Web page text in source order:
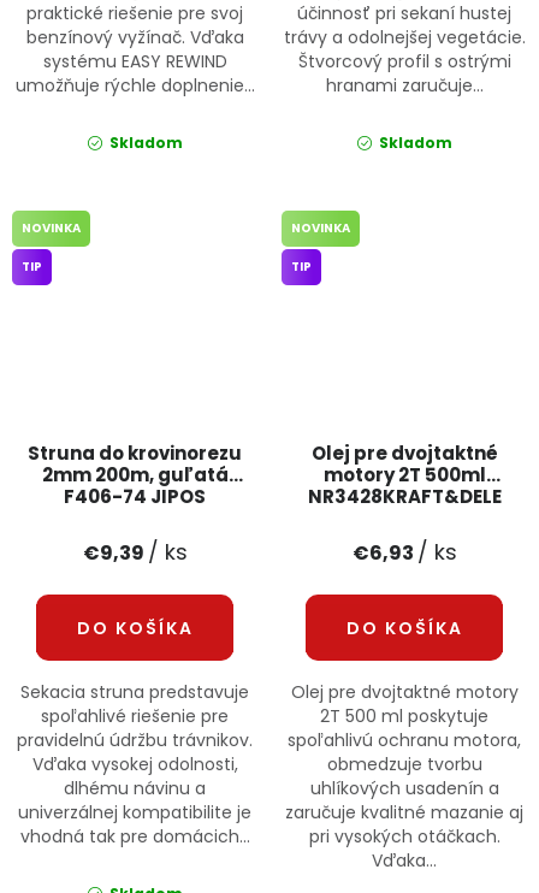
praktické riešenie pre svoj
benzínový vyžínač. Vďaka
systému EASY REWIND
umožňuje rýchle doplnenie...
Skladom
účinnosť pri sekaní hustej
trávy a odolnejšej vegetácie.
Štvorcový profil s ostrými
hranami zaručuje...
Skladom
Struna do krovinorezu
2mm 200m, guľatá
F406-74 JIPOS
NOVINKA
TIP
€9,39 / ks
DO KOŠÍKA
Sekacia struna predstavuje
spoľahlivé riešenie pre
pravidelnú údržbu trávnikov.
Vďaka vysokej odolnosti,
dlhému návinu a
univerzálnej kompatibilite je
vhodná tak pre domácich...
Olej pre dvojtaktné
motory 2T 500ml
NR3428KRAFT&DELE
NOVINKA
TIP
€6,93 / ks
DO KOŠÍKA
Olej pre dvojtaktné motory
2T 500 ml poskytuje
spoľahlivú ochranu motora,
obmedzuje tvorbu
uhlíkových usadenín a
zaručuje kvalitné mazanie aj
pri vysokých otáčkach.
Vďaka...